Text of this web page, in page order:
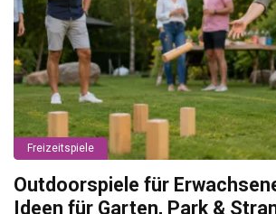
Freizeitspiele
Outdoorspiele für
Ideen für Garten, Park &